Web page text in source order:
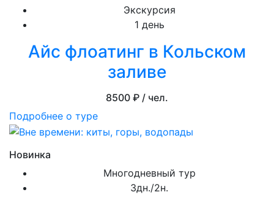
Экскурсия
1 день
Айс флоатинг в Кольском
заливе
8500 ₽ / чел.
Подробнее о туре
Новинка
Многодневный тур
3дн./2н.